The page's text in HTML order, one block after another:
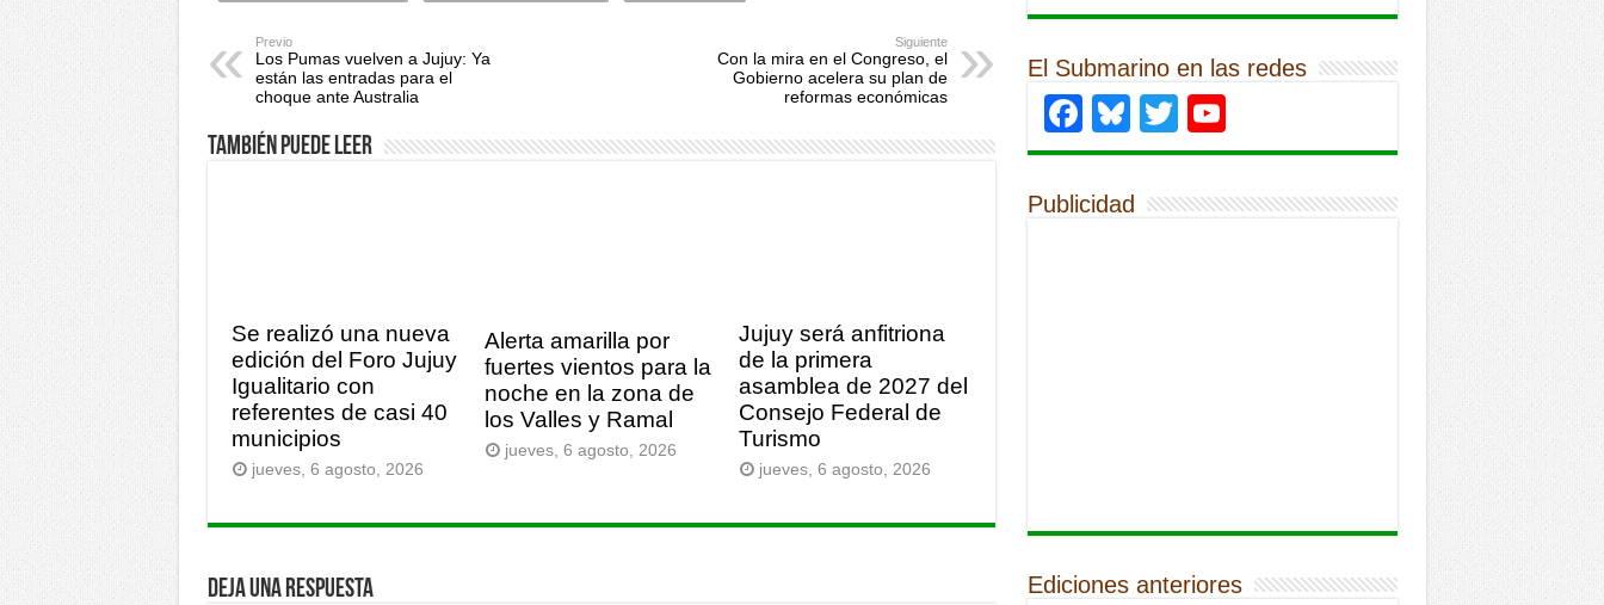
Previo
Los Pumas vuelven a Jujuy: Ya
están las entradas para el
choque ante Australia
Siguiente
Con la mira en el Congreso, el
Gobierno acelera su plan de
reformas económicas
También puede leer
Se realizó una nueva
edición del Foro Jujuy
Igualitario con
referentes de casi 40
municipios
jueves, 6 agosto, 2026
Alerta amarilla por
fuertes vientos para la
noche en la zona de
los Valles y Ramal
jueves, 6 agosto, 2026
Jujuy será anfitriona
de la primera
asamblea de 2027 del
Consejo Federal de
Turismo
jueves, 6 agosto, 2026
Deja una respuesta
El Submarino en las redes
Facebook
Bluesky
Twitter
Publicidad
Ediciones anteriores